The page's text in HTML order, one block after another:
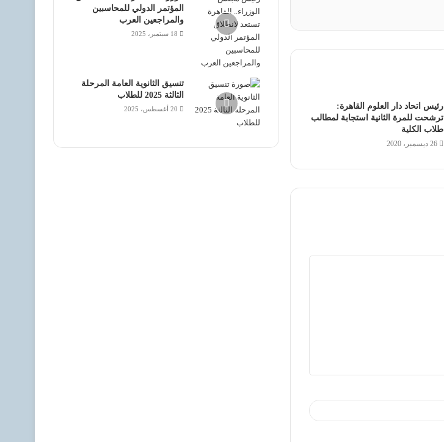
رئيس اتحاد دار العلوم القاهرة:
ترشحت للمرة الثانية استجابة لمطالب
طلاب الكلية
26 ديسمبر، 2020
المؤتمر الدولي للمحاسبين
والمراجعين العرب
18 سبتمبر، 2025
تنسيق الثانوية العامة المرحلة
الثالثة 2025 للطلاب
20 أغسطس، 2025